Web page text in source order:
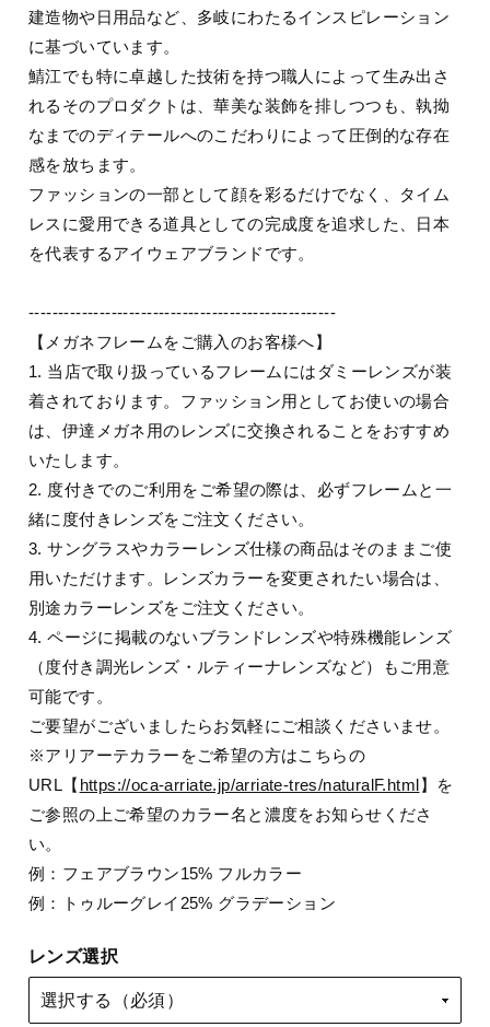
建造物や日用品など、多岐にわたるインスピレーション
に基づいています。
鯖江でも特に卓越した技術を持つ職人によって生み出さ
れるそのプロダクトは、華美な装飾を排しつつも、執拗
なまでのディテールへのこだわりによって圧倒的な存在
感を放ちます。
ファッションの一部として顔を彩るだけでなく、タイム
レスに愛用できる道具としての完成度を追求した、日本
を代表するアイウェアブランドです。
----------------------------------------------------
【メガネフレームをご購入のお客様へ】
1. 当店で取り扱っているフレームにはダミーレンズが装
着されております。ファッション用としてお使いの場合
は、伊達メガネ用のレンズに交換されることをおすすめ
いたします。
2. 度付きでのご利用をご希望の際は、必ずフレームと一
緒に度付きレンズをご注文ください。
3. サングラスやカラーレンズ仕様の商品はそのままご使
用いただけます。レンズカラーを変更されたい場合は、
別途カラーレンズをご注文ください。
4. ページに掲載のないブランドレンズや特殊機能レンズ
（度付き調光レンズ・ルティーナレンズなど）もご用意
可能です。
ご要望がございましたらお気軽にご相談くださいませ。
※アリアーテカラーをご希望の方はこちらの
URL【 https://oca-arriate.jp/arriate-tres/naturalF.html】を
ご参照の上ご希望のカラー名と濃度をお知らせくださ
い。
例：フェアブラウン15% フルカラー
例：トゥルーグレイ25% グラデーション
レンズ選択